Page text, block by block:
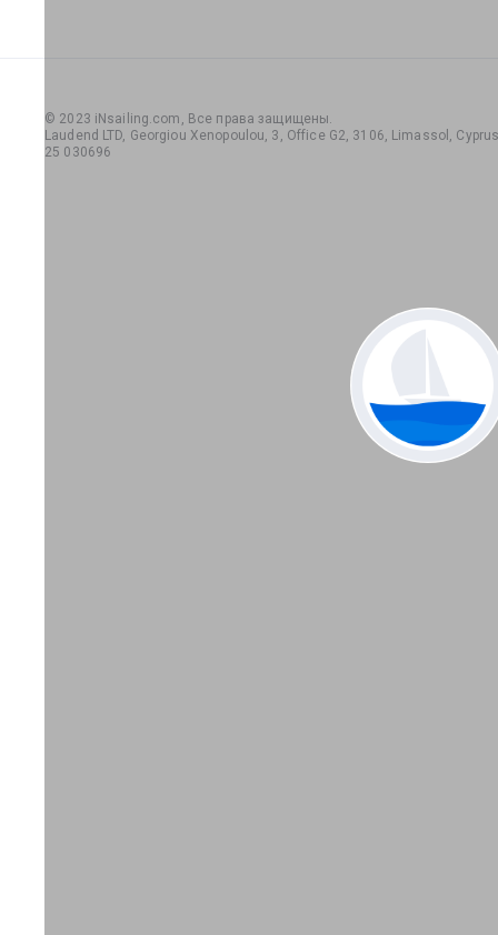
© 2023 iNsailing.com, Все права защищены.
Laudend LTD, Georgiou Xenopoulou, 3, Office G2, 3106, Limassol,
25 030696